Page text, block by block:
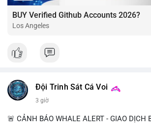
BUY Verified Github Accounts 2026?
Los Angeles
Đội Trinh Sát Cá Voi
3 giờ
🚨 CẢNH BÁO WHALE ALERT - GIAO DỊCH